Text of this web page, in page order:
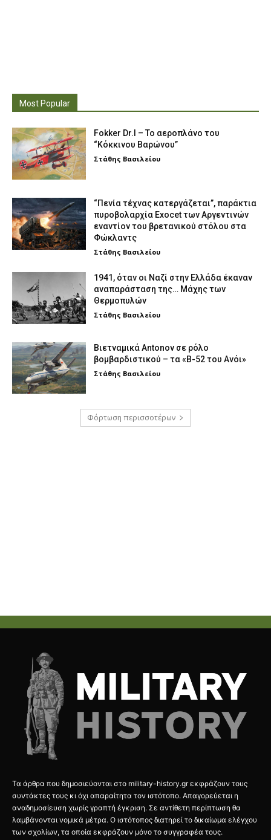
Most Popular
Fokker Dr.I – To αεροπλάνο του
“Κόκκινου Βαρώνου”
Στάθης Βασιλείου
“Πενία τέχνας κατεργάζεται”, παράκτια
πυροβολαρχία Exocet των Αργεντινών
εναντίον του βρετανικού στόλου στα
Φώκλαντς
Στάθης Βασιλείου
1941, όταν οι Ναζί στην Ελλάδα έκαναν
αναπαράσταση της… Μάχης των
Θερμοπυλών
Στάθης Βασιλείου
Βιετναμικά Antonov σε ρόλο
βομβαρδιστικού – τα «Β-52 του Ανόι»
Στάθης Βασιλείου
Φόρτωση περισσοτέρων
Τα άρθρα που δημοσιεύονται στο military-history.gr εκφράζουν τους
συντάκτες τους κι όχι απαραίτητα τον ιστότοπο. Απαγορεύεται η
αναδημοσίευση χωρίς γραπτή έγκριση. Σε αντίθετη περίπτωση θα
λαμβάνονται νομικά μέτρα. Ο ιστότοπος διατηρεί το δικαίωμα ελέγχου
των σχολίων, τα οποία εκφράζουν μόνο το συγγραφέα τους.